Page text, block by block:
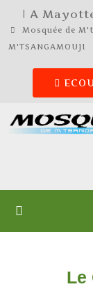
| A
Mosquée de
M'TSANGAMOUJI